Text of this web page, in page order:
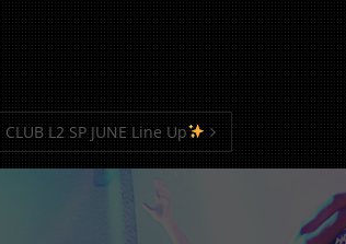
CLUB L2 SP JUNE Line Up